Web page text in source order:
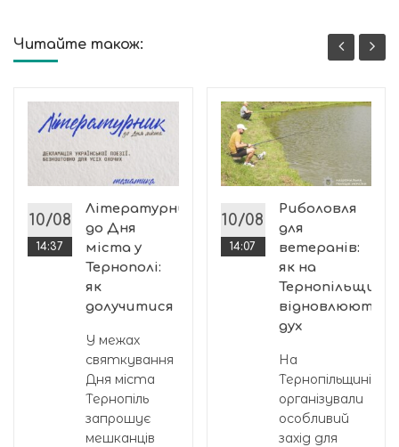
Читайте також:
10/08
14:37
Літературник
до Дня
міста у
Тернополі:
як
долучитися
У межах
святкування
Дня міста
Тернопіль
запрошує
мешканців
10/08
14:07
Риболовля
для
ветеранів:
як на
Тернопільщині
відновлюють
дух
На
Тернопільщині
організували
особливий
захід для